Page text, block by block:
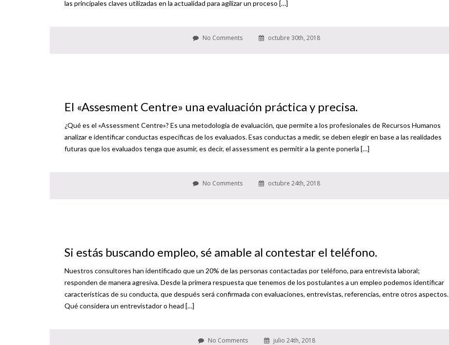
las principales claves utilizadas en la actualidad para agilizar un proceso […]
No Comments octubre 30th, 2018
El «Assesment Centre» una evaluación práctica y precisa.
¿Qué es el «Assessment Centre»? Es una metodología de evaluación, que permite a los profesionales de Recursos Humanos
analizar e identificar conductas específicas de los evaluados. Esas conductas a medir, se deben elegir en base a las realidades
futuras que los evaluados tenga que asumir, es decir, el assessment es permitir a la gente ponerla […]
No Comments octubre 24th, 2018
Si estás buscando empleo, sé amable al contestar el teléfono.
Nuestros consultores han identificado que un 20% de las personas contactadas por teléfono, para entrevista laboral;
responden de manera agresiva. Desde la primera respuesta que tenemos de los postulantes a un empleo podemos identificar
características de su conducta, que después será confirmada con evaluaciones, entrevistas, referencias, entre otros aspectos.
Qué considera un entrevistador o head […]
No Comments julio 24th, 2018